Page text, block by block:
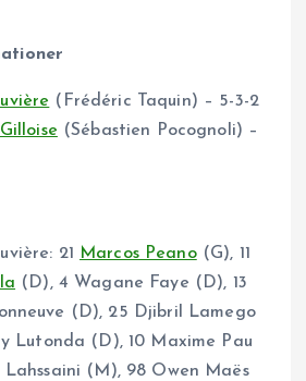
(Frédéric Taquin) – 5-3-2
(Sébastien Pocognoli) –
21 Marcos Peano(G), 11
(D), 4 Wagane Faye (D), 13
(D), 25 Djibril Lamego
Lutonda (D), 10 Maxime Pau
Lahssaini (M), 98 Owen Maës